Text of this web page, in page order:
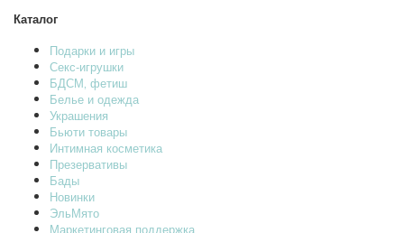
Каталог
Подарки и игры
Секс-игрушки
БДСМ‚ фетиш
Белье и одежда
Украшения
Бьюти товары
Интимная косметика
Презервативы
Бады
Новинки
ЭльМято
Маркетинговая поддержка